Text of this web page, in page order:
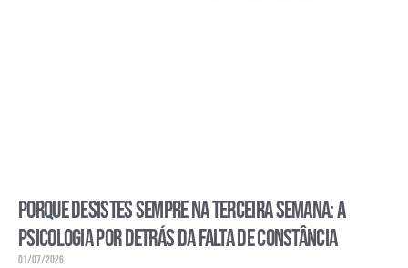
Porque desistes sempre na terceira semana: a
psicologia por detrás da falta de constância
01/07/2026